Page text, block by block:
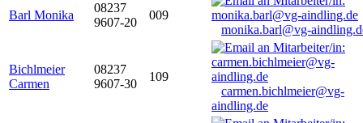
Barl Monika
08237
9607-20
009
monika.barl@vg-
Bichlmeier
Carmen
08237
9607-30
109
carmen.bichlmeier@vg-
aindling.de